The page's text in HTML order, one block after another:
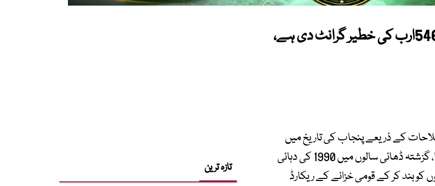
ملکی بقا کی خاطر پنجاب نے وفاق کو 546ارب کی خطیر گرانٹ دی ہے،
کے ذریعے پنجاب کی تاریخ میں
پہلی بار غیر فعال اسکیموں کا خاتمہ کیا گیا، گزشتہ ڈھائی سالوں میں 1990 کی دہائی
ضروری اسکیموں کو بند کر کے قومی خزانے کے ریکارڈ
تازہ ترین